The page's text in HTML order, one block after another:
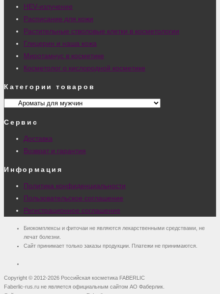
HEV-излучение
Расписание для кожи
Растительные стволовые клетки в косметологии
Глицерин и наша кожа
Миротамнус в косметике
Косметолог о кислородной косметике
Категории товаров
Сервис
Доставка
Возврат и гарантия
Информация
Политика конфиденциальности
Пользовательское соглашение
Регистрационное соглашение
Биокомплексы и фиточаи не являются лекарственными средствами, не
лечат болезни.
Сайт принимает только заказы продукции. Платежи не принимаются.
Copyright © 2012-2026 Российская косметика FABERLIC
Faberlic-rus.ru не является официальным сайтом АО Фаберлик.